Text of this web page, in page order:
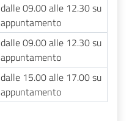
dalle 09.00 alle 12.30 su
appuntamento
dalle 09.00 alle 12.30 su
appuntamento
dalle 15.00 alle 17.00 su
appuntamento